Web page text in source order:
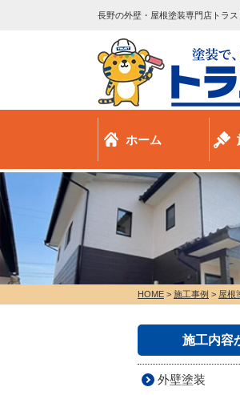
長野の外壁・屋根塗装専門店トラ
ホーム
HOME > 施工事例 > 屋根
施工内容
外壁塗装